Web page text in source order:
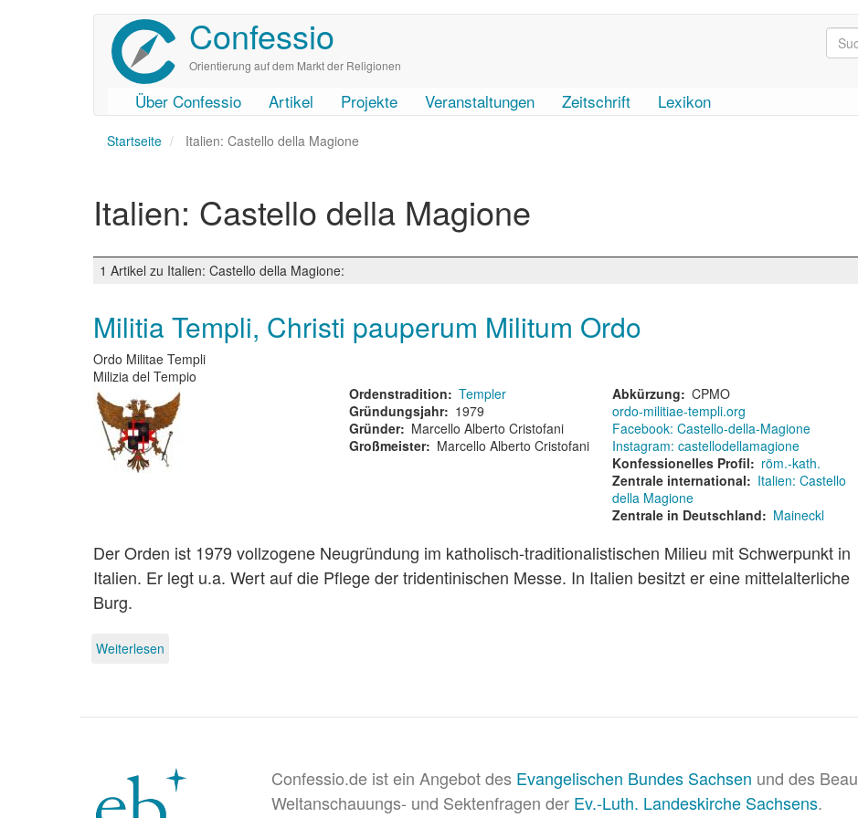
Confessio
Orientierung auf dem Markt der Religionen
User
account
Main
navigation
Über Confessio Artikel Projekte Veranstaltungen Zeitschrift Lexikon
Startseite Italien: Castello della Magione
Italien: Castello della Magione
1 Artikel zu Italien: Castello della Magione:
Militia Templi, Christi pauperum Militum Ordo
Ordo Militae Templi
Milizia del Tempio
Ordenstradition
Templer
Gründungsjahr
1979
Gründer
Marcello Alberto Cristofani
Großmeister
Marcello Alberto Cristofani
Abkürzung
CPMO
ordo-militiae-templi.org
Facebook: Castello-della-Magione
Instagram: castellodellamagione
Konfessionelles Profil
röm.-kath.
Zentrale international
Italien: Castello
della Magione
Zentrale in Deutschland
Maineckl
Der Orden ist 1979 vollzogene Neugründung im katholisch-traditionalistischen Milieu mit Schwerpunkt in
Italien. Er legt u.a. Wert auf die Pflege der tridentinischen Messe. In Italien besitzt er eine mittelalterliche
Burg.
Weiterlesen
pauperum
Confessio.de ist ein Angebot des Evangelischen Bundes Sachsen und des
Weltanschauungs- und Sektenfragen der Ev.-Luth. Landeskirche Sachsens.